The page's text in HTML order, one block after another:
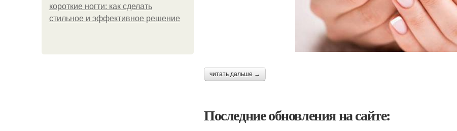
короткие ногти: как сделать
стильное и эффективное решение
читать дальше →
Последние обновления на сайте: